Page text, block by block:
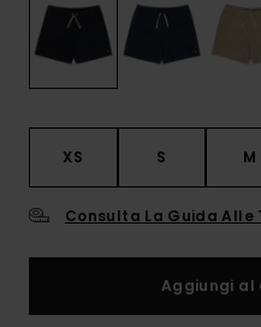
XS S M
Consulta La Guida Alle
Aggiungi al